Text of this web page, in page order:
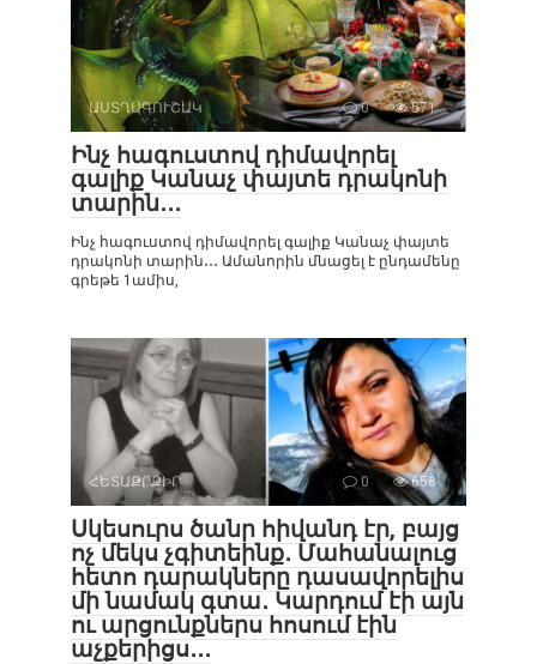
ԱՍՏՂԱԳՈՒՇԱԿ 0 571
Ինչ հագուստով դիմավորել
գալիք Կանաչ փայտե դրակոնի
տարին․․․
Ինչ հագուստով դիմավորել գալիք Կանաչ փայտե
դրակոնի տարին․․․ Ամանորին մնացել է ընդամենը
գրեթե 1ամիս,
ՀԵՏԱՔՐՔԻՐ 0 658
Սկեսուրս ծանր հիվանդ էր, բայց
ոչ մեկս չգիտեինք․ Մահանալուց
հետո դարակները դասավորելիս
մի նամակ գտա․ Կարդում էի այն
ու արցունքներս հոսում էին
աչքերիցս․․․